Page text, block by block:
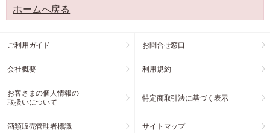
ホームへ戻る
ご利用ガイド お問合せ窓口
会社概要 利用規約
お客さまの個人情報の
取扱いについて
特定商取引法に基づく表示
酒類販売管理者標識 サイトマップ